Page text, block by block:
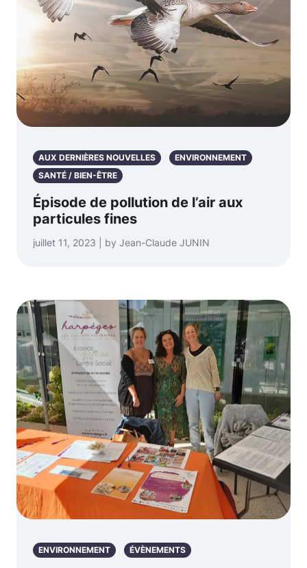
AUX DERNIÈRES NOUVELLES
ENVIRONNEMENT
SANTÉ / BIEN-ÊTRE
Épisode de pollution de l’air aux
particules fines
juillet 11, 2023 | by Jean-Claude JUNIN
ENVIRONNEMENT ÉVÈNEMENTS